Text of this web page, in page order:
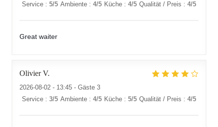
Service : 5/5 Ambiente : 4/5 Küche : 4/5 Qualität / Preis : 4/5
Great waiter
Olivier V
2026-08-02 - 13:45 - Gäste 3
Service : 3/5 Ambiente : 4/5 Küche : 5/5 Qualität / Preis : 4/5